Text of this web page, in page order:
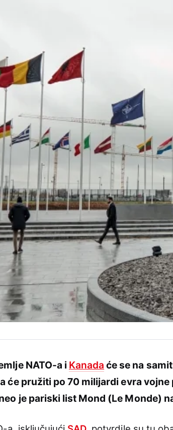
NATO-a i Kanada će se na
će pružiti po 70 milijardi evra
je pariski list Mond (Le Monde)